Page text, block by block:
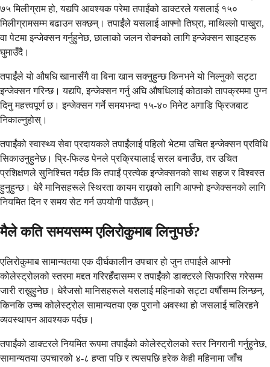
७५ मिलीग्राम हो, यद्यपि आवश्यक परेमा तपाईंको डाक्टरले यसलाई १५०
मिलीग्रामसम्म बढाउन सक्छन्। तपाईंले यसलाई आफ्नो तिघ्रा, माथिल्लो पाखुरा,
वा पेटमा इन्जेक्सन गर्नुहुनेछ, छालाको जलन रोक्नको लागि इन्जेक्सन साइटहरू
घुमाउँदै।
तपाईंले यो औषधि खानासँगै वा बिना खान सक्नुहुन्छ किनभने यो निल्नुको सट्टा
इन्जेक्सन गरिन्छ। यद्यपि, इन्जेक्सन गर्नु अघि औषधिलाई कोठाको तापक्रममा पुग्न
दिनु महत्त्वपूर्ण छ। इन्जेक्सन गर्ने समयभन्दा १५-४० मिनेट अगाडि फ्रिजबाट
निकाल्नुहोस्।
तपाईंको स्वास्थ्य सेवा प्रदायकले तपाईंलाई पहिलो भेटमा उचित इन्जेक्सन प्रविधि
सिकाउनुहुनेछ। प्रि-फिल्ड पेनले प्रक्रियालाई सरल बनाउँछ, तर उचित
प्रशिक्षणले सुनिश्चित गर्दछ कि तपाईं प्रत्येक इन्जेक्सनको साथ सहज र विश्वस्त
हुनुहुन्छ। धेरै मानिसहरूले स्थिरता कायम राख्नको लागि आफ्नो इन्जेक्सनको लागि
नियमित दिन र समय सेट गर्न उपयोगी पाउँछन्।
मैले कति समयसम्म एलिरोकुमाब लिनुपर्छ?
एलिरोकुमाब सामान्यतया एक दीर्घकालीन उपचार हो जुन तपाईंले आफ्नो
कोलेस्ट्रोलको स्तरमा मद्दत गरिरहँदासम्म र तपाईंको डाक्टरले सिफारिस गरेसम्म
जारी राख्नुहुनेछ। धेरैजसो मानिसहरूले यसलाई महिनाको सट्टा वर्षौंसम्म लिन्छन्,
किनकि उच्च कोलेस्ट्रोल सामान्यतया एक पुरानो अवस्था हो जसलाई चलिरहने
व्यवस्थापन आवश्यक पर्दछ।
तपाईंको डाक्टरले नियमित रूपमा तपाईंको कोलेस्ट्रोलको स्तर निगरानी गर्नुहुनेछ,
सामान्यतया उपचारको ४-८ हप्ता पछि र त्यसपछि हरेक केही महिनामा जाँच